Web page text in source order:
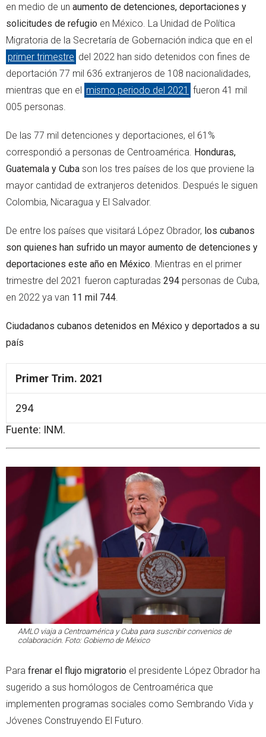
en medio de un aumento de detenciones, deportaciones y
solicitudes de refugio en México. La Unidad de Política
Migratoria de la Secretaría de Gobernación indica que en el
primer trimestre del 2022 han sido detenidos con fines de
deportación 77 mil 636 extranjeros de 108 nacionalidades,
mientras que en el mismo periodo del 2021 fueron 41 mil
005 personas.
De las 77 mil detenciones y deportaciones, el 61%
correspondió a personas de Centroamérica. Honduras,
Guatemala y Cuba son los tres países de los que proviene la
mayor cantidad de extranjeros detenidos. Después le siguen
Colombia, Nicaragua y El Salvador.
De entre los países que visitará López Obrador, los cubanos
son quienes han sufrido un mayor aumento de detenciones y
deportaciones este año en México . Mientras en el primer
trimestre del 2021 fueron capturadas 294 personas de Cuba,
en 2022 ya van 11 mil 744
Ciudadanos cubanos detenidos en México y deportados a su
país
Primer Trim. 2021
294
Fuente: INM.
AMLO viaja a Centroamérica y Cuba para suscribir convenios de
colaboración. Foto: Gobierno de México
Para frenar el flujo migratorio el presidente López Obrador ha
sugerido a sus homólogos de Centroamérica que
implementen programas sociales como Sembrando Vida y
Jóvenes Construyendo El Futuro.